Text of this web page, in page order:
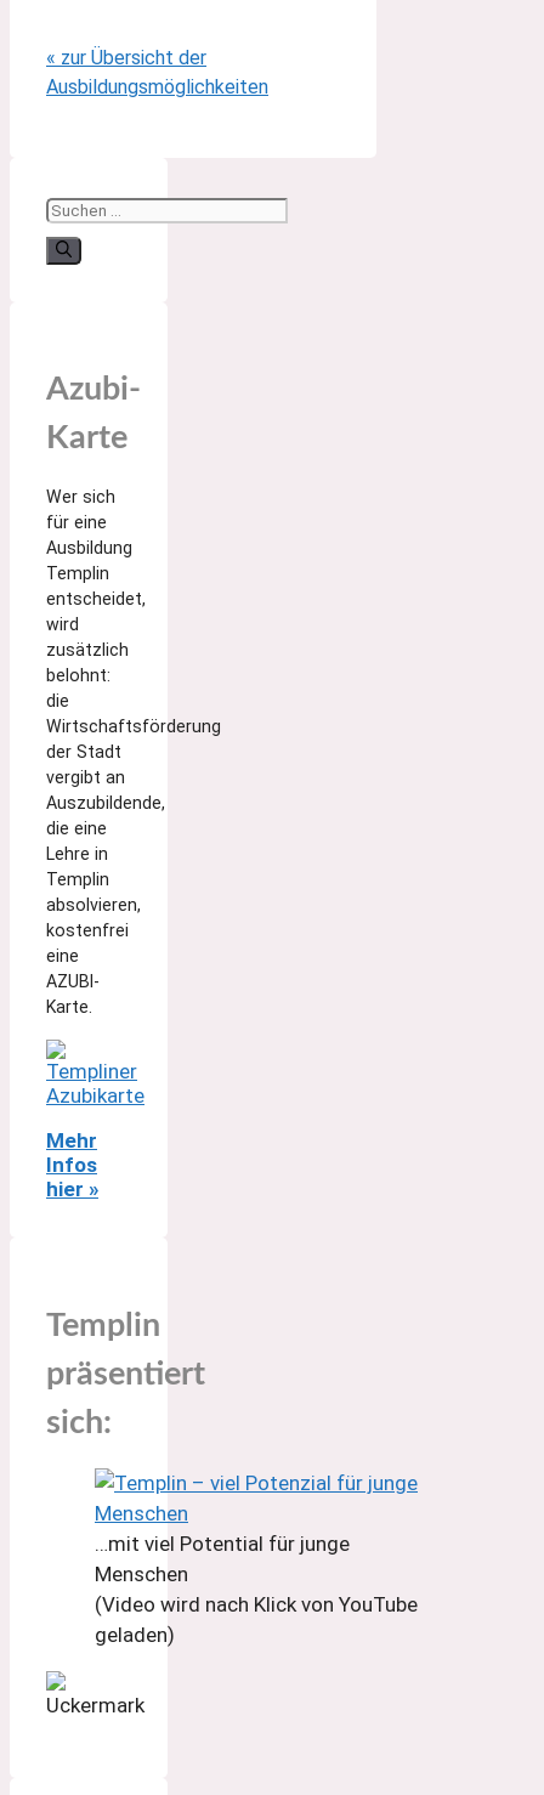
« zur Übersicht der
Ausbildungsmöglichkeiten
Suchen
nach:
Azubi-
Karte
Wer sich
für eine
Ausbildung
Templin
entscheidet,
wird
zusätzlich
belohnt:
die
Wirtschaftsförderung
der Stadt
vergibt an
Auszubildende,
die eine
Lehre in
Templin
absolvieren,
kostenfrei
eine
AZUBI-
Karte.
Mehr
Infos
hier »
Templin
präsentiert
sich:
…mit viel Potential für junge
Menschen
(Video wird nach Klick von YouTube
geladen)